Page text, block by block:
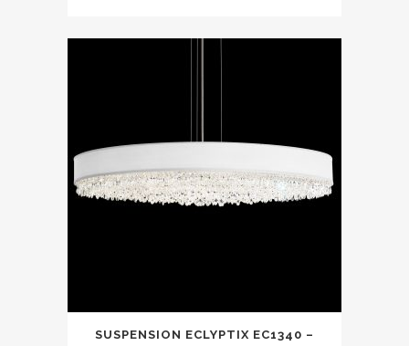
SUSPENSION ECLYPTIX EC1340 –